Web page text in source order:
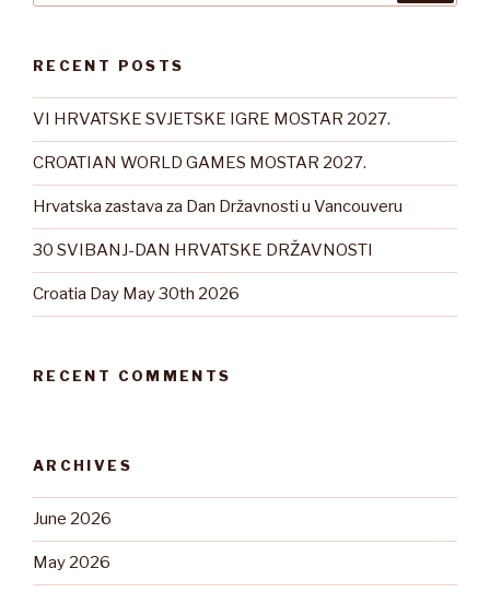
RECENT POSTS
VI HRVATSKE SVJETSKE IGRE MOSTAR 2027.
CROATIAN WORLD GAMES MOSTAR 2027.
Hrvatska zastava za Dan Državnosti u Vancouveru
30 SVIBANJ-DAN HRVATSKE DRŽAVNOSTI
Croatia Day May 30th 2026
RECENT COMMENTS
ARCHIVES
June 2026
May 2026